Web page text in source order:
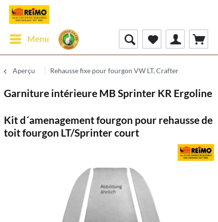
Menu
Aperçu Rehausse fixe pour fourgon VW LT, Crafter
Garniture intérieure MB Sprinter KR Ergoline
Kit d´amenagement fourgon pour rehausse de
toit fourgon LT/Sprinter court